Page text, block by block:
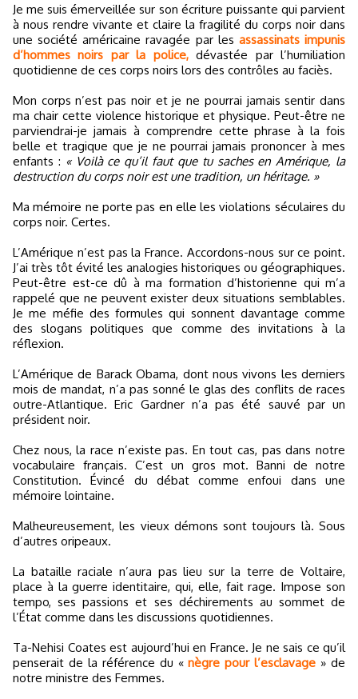
Je me suis émerveillée sur son écriture puissante qui parvient
à nous rendre vivante et claire la fragilité du corps noir dans
une société américaine ravagée par les assassinats impunis
d’hommes noirs par la police,dévastée par l’humiliation
quotidienne de ces corps noirs lors des contrôles au faciès.
Mon corps n’est pas noir et je ne pourrai jamais sentir dans
ma chair cette violence historique et physique. Peut-être ne
parviendrai-je jamais à comprendre cette phrase à la fois
belle et tragique que je ne pourrai jamais prononcer à mes
enfants : « Voilà ce qu’il faut que tu saches en Amérique, la
destruction du corps noir est une tradition, un héritage. »
Ma mémoire ne porte pas en elle les violations séculaires du
corps noir. Certes.
L’Amérique n’est pas la France. Accordons-nous sur ce point.
J’ai très tôt évité les analogies historiques ou géographiques.
Peut-être est-ce dû à ma formation d’historienne qui m’a
rappelé que ne peuvent exister deux situations semblables.
Je me méfie des formules qui sonnent davantage comme
des slogans politiques que comme des invitations à la
réflexion.
L’Amérique de Barack Obama, dont nous vivons les derniers
mois de mandat, n’a pas sonné le glas des conflits de races
outre-Atlantique. Eric Gardner n’a pas été sauvé par un
président noir.
Chez nous, la race n’existe pas. En tout cas, pas dans notre
vocabulaire français. C’est un gros mot. Banni de notre
Constitution. Évincé du débat comme enfoui dans une
mémoire lointaine.
Malheureusement, les vieux démons sont toujours là. Sous
d’autres oripeaux.
La bataille raciale n’aura pas lieu sur la terre de Voltaire,
place à la guerre identitaire, qui, elle, fait rage. Impose son
tempo, ses passions et ses déchirements au sommet de
l’État comme dans les discussions quotidiennes.
Ta-Nehisi Coates est aujourd’hui en France. Je ne sais ce qu’il
penserait de la référence du «nègre pour l’esclavage » de
notre ministre des Femmes.